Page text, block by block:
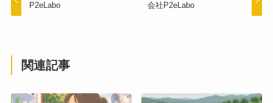
P2eLabo
会社P2eLabo
関連記事